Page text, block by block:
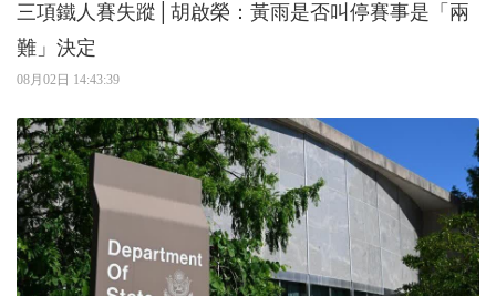
三項鐵人賽失蹤│胡啟榮：黃雨是否叫停賽事是「兩
難」決定
08月02日 14:43:39